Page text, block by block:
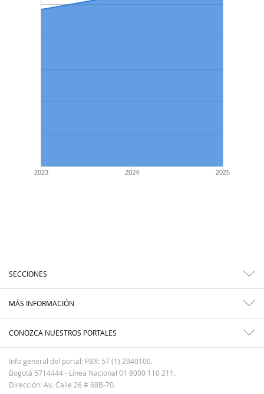
2023 2024 2025
SECCIONES
MÁS INFORMACIÓN
CONOZCA NUESTROS PORTALES
Info general del portal: PBX: 57 (1) 2940100.
Bogotá 5714444 - Línea Nacional 01 8000 110 211.
Dirección: Av. Calle 26 # 68B-70.